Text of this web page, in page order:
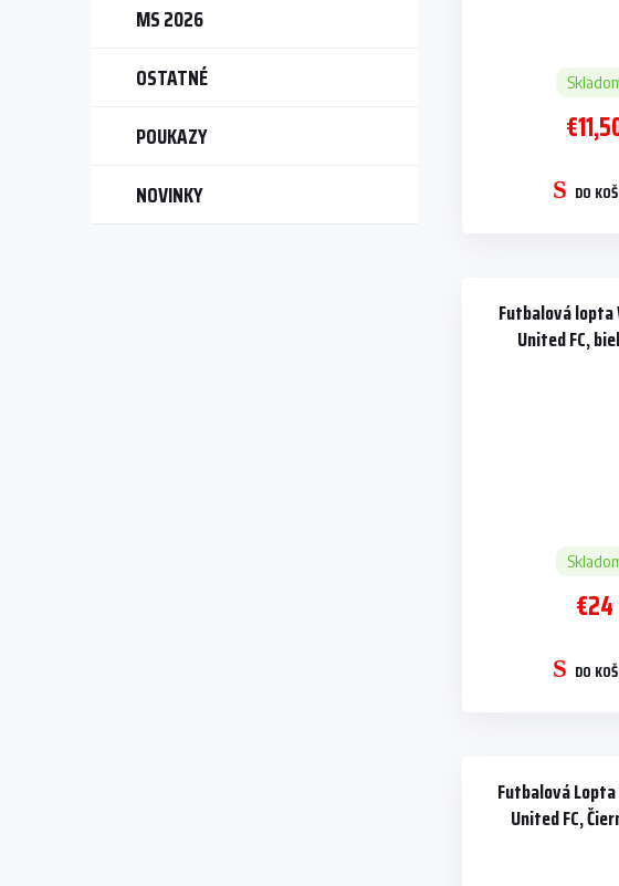
MS 2026
OSTATNÉ
POUKAZY
NOVINKY
DO
Futbalová lopta
United FC,
€24
DO
Futbalová
United FC,